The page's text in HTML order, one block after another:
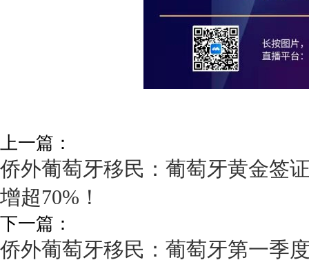
上一篇：
侨外葡萄牙移民：葡萄牙黄金签
增超70%！
下一篇：
侨外葡萄牙移民：葡萄牙第一季